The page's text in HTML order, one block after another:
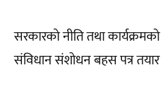
सरकारको नीति तथा
संविधान संशोधन बहस पत्र तयार